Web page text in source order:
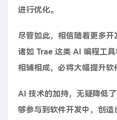
进行优化。
尽管如此，相信随着更多开
诸如 Trae 这类 AI 编程工
相辅相成，必将大幅提升软
AI 技术的加持，无疑降低
够参与到软件开发中，创